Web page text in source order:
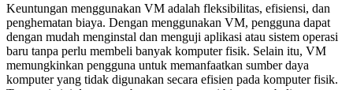
Keuntungan menggunakan VM adalah fleksibilitas, efisiensi, dan
penghematan biaya. Dengan menggunakan VM, pengguna dapat
dengan mudah menginstal dan menguji aplikasi atau sistem operasi
baru tanpa perlu membeli banyak komputer fisik. Selain itu, VM
memungkinkan pengguna untuk memanfaatkan sumber daya
komputer yang tidak digunakan secara efisien pada komputer fisik.